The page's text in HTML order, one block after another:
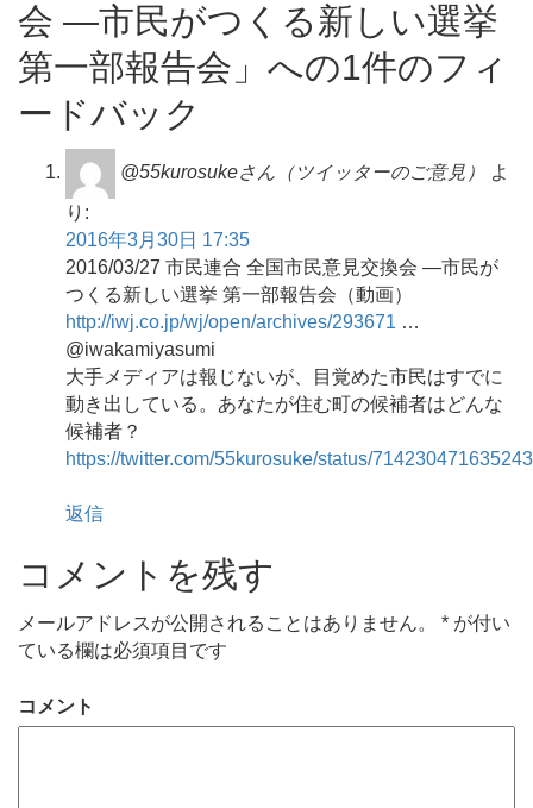
会 ―市民がつくる新しい選挙
第一部報告会」への1件のフィ
ードバック
@55kurosukeさん（ツイッターのご意見）
よ
り:
2016年3月30日 17:35
2016/03/27 市民連合 全国市民意見交換会 ―市民が
つくる新しい選挙 第一部報告会（動画）
http://iwj.co.jp/wj/open/archives/293671 …
@iwakamiyasumi
大手メディアは報じないが、目覚めた市民はすでに
動き出している。あなたが住む町の候補者はどんな
候補者？
https://twitter.com/55kurosuke/status/
返信
コメントを残す
メールアドレスが公開されることはありません。 * が付い
ている欄は必須項目です
コメント